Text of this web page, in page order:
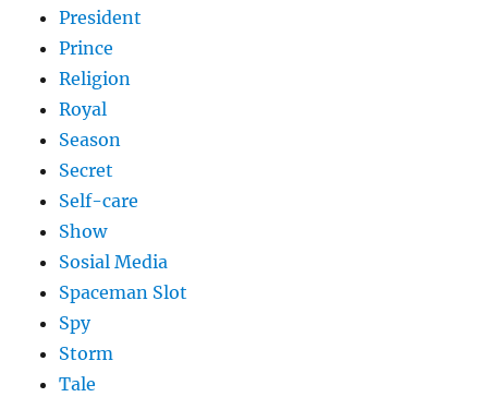
President
Prince
Religion
Royal
Season
Secret
Self-care
Show
Sosial Media
Spaceman Slot
Spy
Storm
Tale